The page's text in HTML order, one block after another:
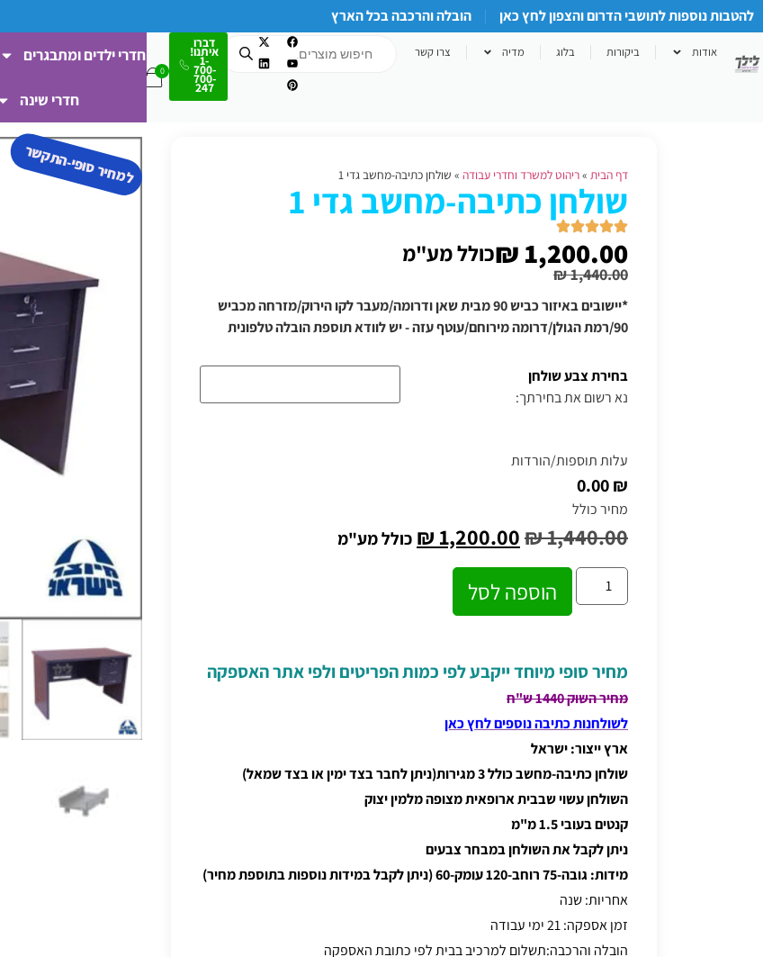
להטבות נוספות לתושבי הדרום והצפון לחץ כאן הובלה והרכבה בכל הארץ
אודות ביקורות בלוג מדיה צרו קשר
דברו
איתנו!
1-
700-
700-
247
חדרי ילדים ומתבגרים
חדרי שינה
דף הבית »ריהוט למשרד וחדרי עבודה » שולחן כתיבה-מחשב גדי 1
שולחן כתיבה-מחשב גדי 1
₪1,440.00
₪ 1,200.00 כולל מע"מ
*יישובים באיזור כביש 90 מבית שאן ודרומה/מעבר לקו הירוק/מזרחה מכביש
90/רמת הגולן/דרומה מירוחם/עוטף עזה - יש לוודא תוספת הובלה טלפונית
בחירת צבע שולחן
נא רשום את בחירתך:
עלות תוספות/הורדות
₪ 0.00
מחיר כולל
₪1,440.00
₪ 1,200.00 כולל מע"מ
הוספה לסל
מחיר סופי מיוחד ייקבע לפי כמות הפריטים ולפי אתר האספקה
מחיר השוק 1440 ש"ח
לשולחנות כתיבה נוספים לחץ כאן
ארץ ייצור: ישראל
שולחן כתיבה-מחשב כולל 3 מגירות(ניתן לחבר בצד ימין או בצד שמאל)
השולחן עשוי שבבית ארופאית מצופה מלמין יצוק
קנטים בעובי 1.5 מ"מ
ניתן לקבל את השולחן במבחר צבעים
מידות: גובה-75 רוחב-120 עומק-60 (ניתן לקבל במידות נוספות בתוספת מחיר)
אחריות: שנה
זמן אספקה: 21 ימי עבודה
הובלה והרכבה:תשלום למרכיב בבית לפי כתובת האספקה
למחיר סופי-התקשר